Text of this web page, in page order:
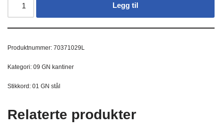
Legg til
Produktnummer: 70371029L
Kategori: 09 GN kantiner
Stikkord: 01 GN stål
Relaterte produkter